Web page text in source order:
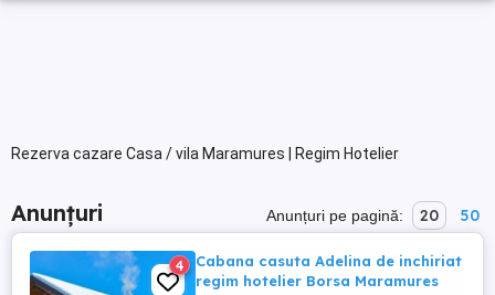
Rezerva cazare Casa / vila Maramures | Regim Hotelier
Anunțuri Anunțuri pe pagină: 20 50
4
Cabana casuta Adelina de inchiriat
regim hotelier Borsa Maramures